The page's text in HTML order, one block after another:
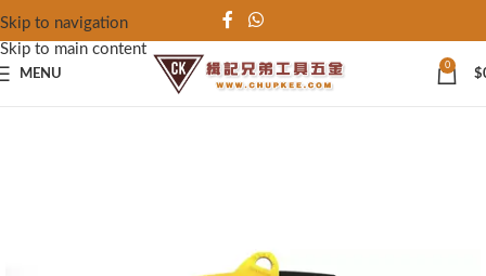
Skip to navigation
Skip to main content
MENU
0
$